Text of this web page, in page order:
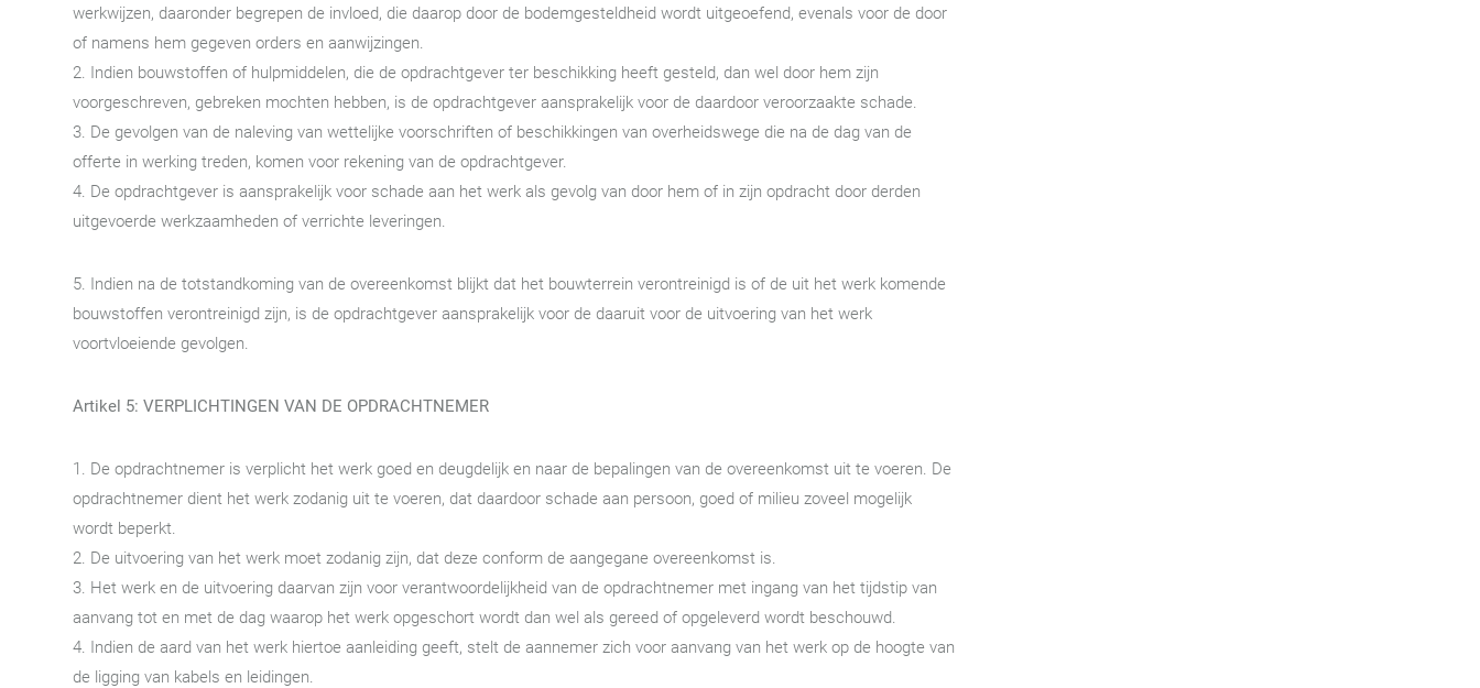
werkwijzen, daaronder begrepen de invloed, die daarop door de bodemgesteldheid wordt uitgeoefend, evenals voor de door
of namens hem gegeven orders en aanwijzingen.
2. Indien bouwstoffen of hulpmiddelen, die de opdrachtgever ter beschikking heeft gesteld, dan wel door hem zijn
voorgeschreven, gebreken mochten hebben, is de opdrachtgever aansprakelijk voor de daardoor veroorzaakte schade.
3. De gevolgen van de naleving van wettelijke voorschriften of beschikkingen van overheidswege die na de dag van de
offerte in werking treden, komen voor rekening van de opdrachtgever.
4. De opdrachtgever is aansprakelijk voor schade aan het werk als gevolg van door hem of in zijn opdracht door derden
uitgevoerde werkzaamheden of verrichte leveringen.
5. Indien na de totstandkoming van de overeenkomst blijkt dat het bouwterrein verontreinigd is of de uit het werk komende
bouwstoffen verontreinigd zijn, is de opdrachtgever aansprakelijk voor de daaruit voor de uitvoering van het werk
voortvloeiende gevolgen.
Artikel 5: VERPLICHTINGEN VAN DE OPDRACHTNEMER
1. De opdrachtnemer is verplicht het werk goed en deugdelijk en naar de bepalingen van de overeenkomst uit te voeren. De
opdrachtnemer dient het werk zodanig uit te voeren, dat daardoor schade aan persoon, goed of milieu zoveel mogelijk
wordt beperkt.
2. De uitvoering van het werk moet zodanig zijn, dat deze conform de aangegane overeenkomst is.
3. Het werk en de uitvoering daarvan zijn voor verantwoordelijkheid van de opdrachtnemer met ingang van het tijdstip van
aanvang tot en met de dag waarop het werk opgeschort wordt dan wel als gereed of opgeleverd wordt beschouwd.
4. Indien de aard van het werk hiertoe aanleiding geeft, stelt de aannemer zich voor aanvang van het werk op de hoogte van
de ligging van kabels en leidingen.